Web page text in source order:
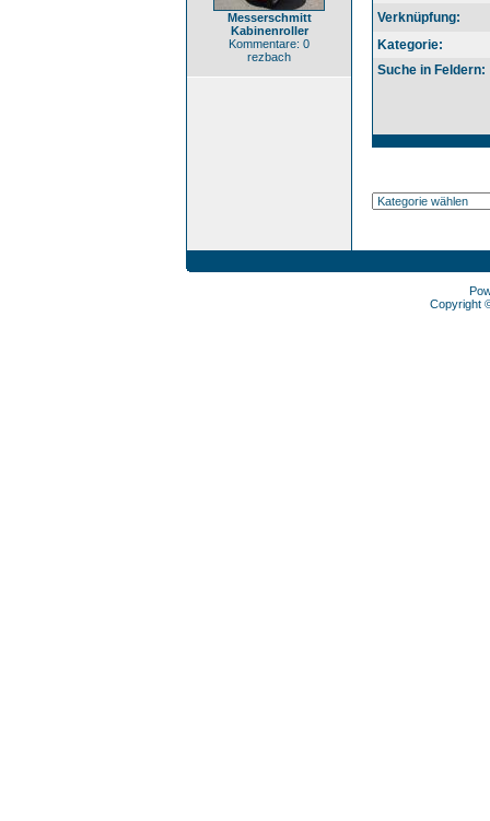
Messerschmitt
Kabinenroller
Kommentare: 0
rezbach
Verknüpfung:
Kategorie:
Suche in Feldern:
Copyright